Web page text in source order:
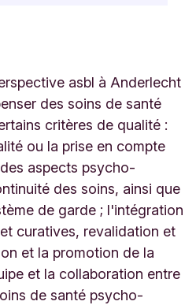
asbl à Anderlecht
des soins de santé
critères de qualité :
ou la prise en compte
aspects psycho-
des soins, ainsi que
de garde ; l'intégration
curatives, revalidation et
et la promotion de la
et la collaboration entre
de santé psycho-